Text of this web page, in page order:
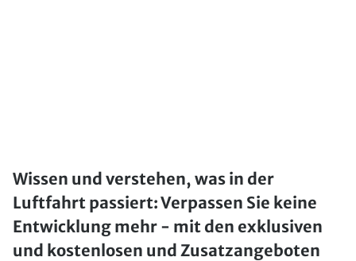
Wissen und verstehen, was in der
Luftfahrt passiert: Verpassen Sie keine
Entwicklung mehr - mit den exklusiven
und kostenlosen und Zusatzangeboten